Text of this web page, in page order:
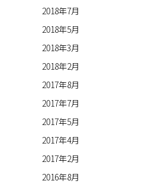
2018年7月
2018年5月
2018年3月
2018年2月
2017年8月
2017年7月
2017年5月
2017年4月
2017年2月
2016年8月